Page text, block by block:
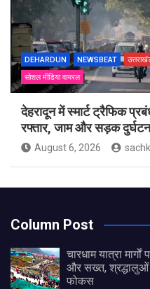
DEHARDUN NEWSBEAT
सोशल मीडिया वायरल
देहरादून में स्मार्ट ट्रैफिक
रफ्तार, जाम और सड़क
August 6, 2026
Column Post
चारधाम यात्रा
और सख्त, श्रद्धालुओं
फोकस